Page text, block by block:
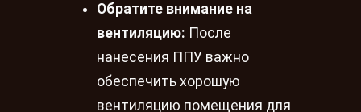
Обратите внимание на
вентиляцию: После
нанесения ППУ важно
обеспечить хорошую
вентиляцию помещения для